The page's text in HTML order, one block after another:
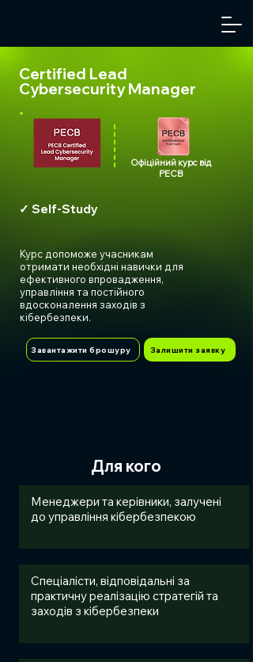
Certified Lead
Cybersecurity Manager
Офіційний курс від
PECB
✓ Self-Study
Курс допоможе учасникам
отримати необхідні навички для
ефективного впровадження,
управління та постійного
вдосконалення заходів з
кібербезпеки.
Завантажити брошуру Залишити заявку
Для кого
Менеджери та керівники, залучені
до управління кібербезпекою
Спеціалісти, відповідальні за
практичну реалізацію стратегій та
заходів з кібербезпеки